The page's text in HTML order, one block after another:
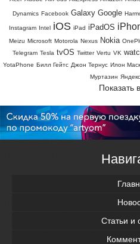
Dynamics Facebook Galaxy Google
Instagram Intel iOS iPad iPadOS
Meizu Microsoft Motorola Nexus Nokia
Telegram Tesla tvOS Twitter Vertu VK
YotaPhone Билл Гейтс Джон Тернус Илон Маск
Муртазин Яндекс
Показать
Статьи и